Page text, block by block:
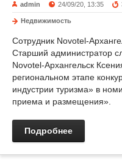
admin 24/09/20, 13:35
Недвижимость
Сотрудник Novotel-
Старший администратор
Novotel-Архангельск
региональном этапе
индустрии туризма» в
приема и размещения».
Подробнее